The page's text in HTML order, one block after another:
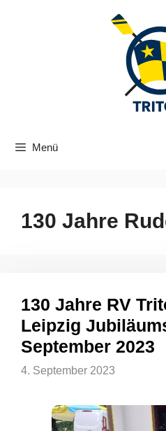
Menü
130 Jahre
130 Jahre RV
Leipzig
September 2023
4. September 2023